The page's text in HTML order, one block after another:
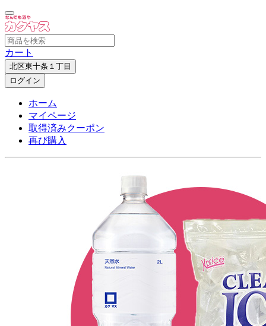
カート
北区東十条１丁目
ログイン
ホーム
マイページ
取得済みクーポン
再び購入